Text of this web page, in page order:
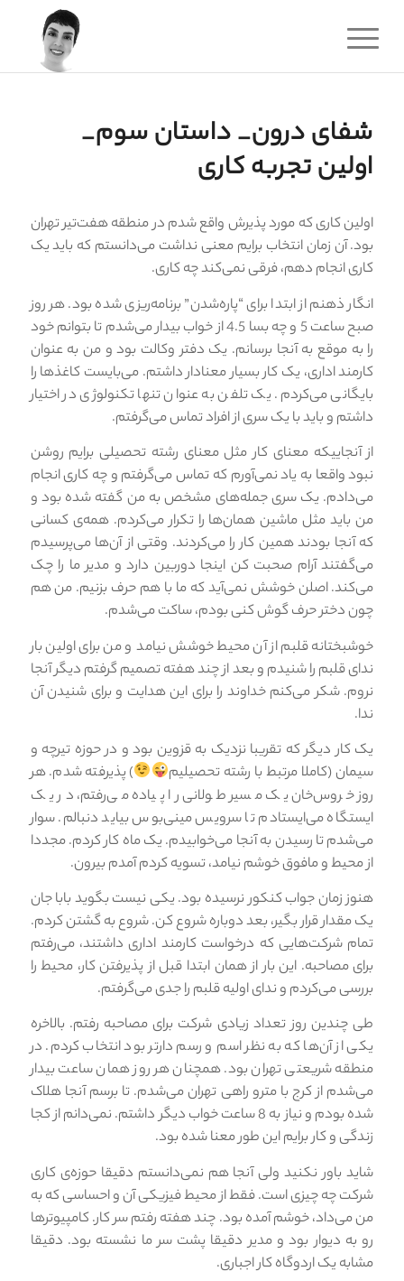
شفای درون_ داستان سوم_
اولین تجربه کاری
اولین کاری که مورد پذیرش واقع شدم در منطقه هفت‌تیر تهران
بود. آن زمان انتخاب برایم معنی نداشت می‌دانستم که باید یک
کاری انجام دهم، فرقی نمی‌کند چه کاری.
انگار ذهنم از ابتدا برای “پاره‌شدن” برنامه‌ریزی شده بود. هر روز
صبح ساعت 5 و چه بسا 4.5 از خواب بیدار می‌شدم تا بتوانم خود
را به موقع به آنجا برسانم. یک دفتر وکالت بود و من به عنوان
کارمند اداری، یک کار بسیار معنادار داشتم. می‌بایست کاغذها را
بایگانی می‌کردم. یک تلفن به عنوان تنها تکنولوژی در اختیار
داشتم و باید با یک سری از افراد تماس می‌گرفتم.
از آنجاییکه معنای کار مثل معنای رشته تحصیلی برایم روشن
نبود واقعا به یاد نمی‌آورم که تماس می‌گرفتم و چه کاری انجام
می‌دادم. یک سری جمله‌های مشخص به من گفته شده بود و
من باید مثل ماشین همان‌ها را تکرار می‌کردم. همه‌ی کسانی
که آنجا بودند همین کار را می‌کردند. وقتی از آن‌ها می‌پرسیدم
می‌گفتند آرام صحبت کن اینجا دوربین دارد و مدیر ما را چک
می‌کند. اصلن خوشش نمی‌آید که ما با هم حرف بزنیم. من هم
چون دختر حرف گوش کنی بودم، ساکت می‌شدم.
خوشبختانه قلبم از آن محیط خوشش نیامد و من برای اولین بار
ندای قلبم را شنیدم و بعد از چند هفته تصمیم گرفتم دیگر آنجا
نروم. شکر می‌کنم خداوند را برای این هدایت و برای شنیدن آن
ندا.
یک کار دیگر که تقریبا نزدیک به قزوین بود و در حوزه تیرچه و
سیمان (کاملا مرتبط با رشته تحصیلیم
) پذیرفته شدم. هر
روز خروس‌خان یک مسیر طولانی را پیاده می‌رفتم، در یک
ایستگاه می‌ایستادم تا سرویس مینی‌بوس بیاید دنبالم. سوار
می‌شدم تا رسیدن به آنجا می‌خوابیدم. یک ماه کار کردم. مجددا
از محیط و مافوق خوشم نیامد، تسویه کردم آمدم بیرون.
هنوز زمان جواب کنکور نرسیده بود. یکی نیست بگوید بابا جان
یک مقدار قرار بگیر، بعد دوباره شروع کن. شروع به گشتن کردم.
تمام شرکت‌هایی که درخواست کارمند اداری داشتند، می‌رفتم
برای مصاحبه. این بار از همان ابتدا قبل از پذیرفتن کار، محیط را
بررسی می‌کردم و ندای اولیه قلبم را جدی می‌گرفتم.
طی چندین روز تعداد زیادی شرکت برای مصاحبه رفتم. بالاخره
یکی از آن‌ها که به نظر اسم و رسم دارتر بود انتخاب کردم. در
منطقه شریعتی تهران بود. همچنان هر روز همان ساعت بیدار
می‌شدم از کرج با مترو راهی تهران می‌شدم. تا برسم آنجا هلاک
شده بودم و نیاز به 8 ساعت خواب دیگر داشتم. نمی‌دانم از کجا
زندگی و کار برایم این طور معنا شده بود.
شاید باور نکنید ولی آنجا هم نمی‌دانستم دقیقا حوزه‌ی کاری
شرکت چه چیزی است. فقط از محیط فیزیکی آن و احساسی که به
من می‌داد، خوشم آمده بود. چند هفته رفتم سر کار. کامپیوترها
رو به دیوار بود و مدیر دقیقا پشت سر ما نشسته بود. دقیقا
مشابه یک اردوگاه کار اجباری.